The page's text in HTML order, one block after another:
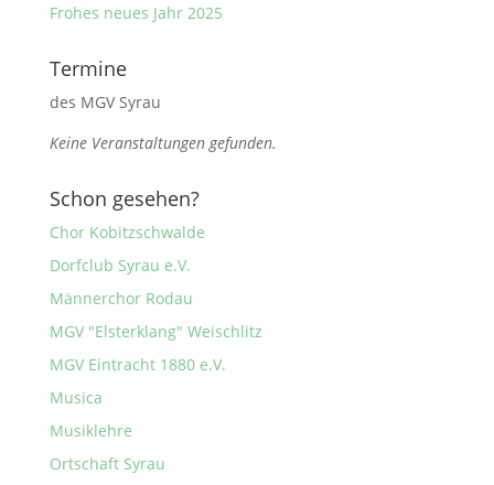
Frohes neues Jahr 2025
Termine
des MGV Syrau
Keine Veranstaltungen gefunden.
Schon gesehen?
Chor Kobitzschwalde
Dorfclub Syrau e.V.
Männerchor Rodau
MGV "Elsterklang" Weischlitz
MGV Eintracht 1880 e.V.
Musica
Musiklehre
Ortschaft Syrau